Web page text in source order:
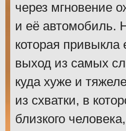
через мгновение
и её автомобиль.
которая
выход из самых
куда хуже и
из схватки, в
близкого